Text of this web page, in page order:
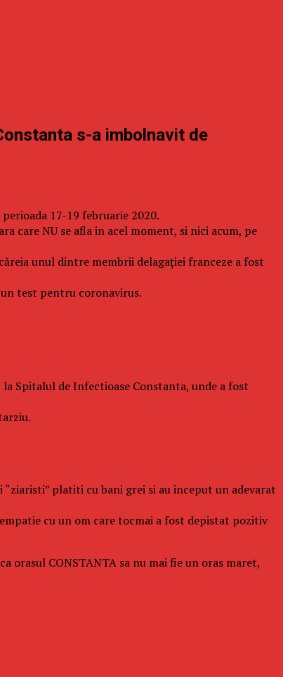
s-a imbolnavit de
17-19 februarie 2020.
care NU se afla in acel moment, si nici acum, pe
unul dintre membrii delagației franceze a fost
test pentru coronavirus.
Spitalul de Infectioase Constanta, unde a fost
platiti cu bani grei si au inceput un adevarat
cu un om care tocmai a fost depistat pozitiv
orasul CONSTANTA sa nu mai fie un oras maret,